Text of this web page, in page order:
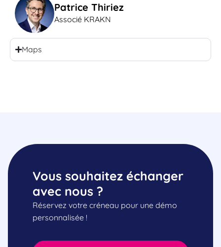
Patrice Thiriez
Associé KRAKN
Maps
Vous souhaitez échanger
avec nous ?
Réservez votre créneau pour une démo
personnalisée !